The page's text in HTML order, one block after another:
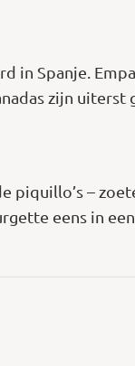
in Spanje.
zijn uiterst
–
eens in